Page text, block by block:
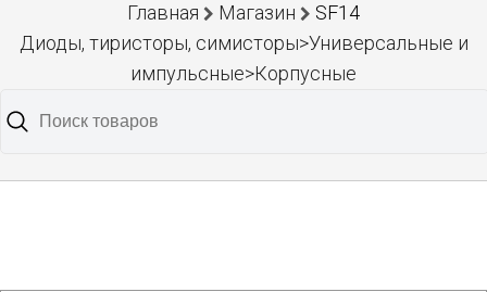
Главная Магазин
SF14
Диоды, тиристоры, симисторы>Универсальные и
импульсные>Корпусные